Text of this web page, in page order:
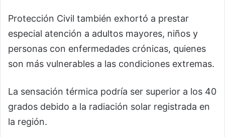
Protección Civil también exhortó a prestar
especial atención a adultos mayores, niños y
personas con enfermedades crónicas, quienes
son más vulnerables a las condiciones extremas.
La sensación térmica podría ser superior a los 40
grados debido a la radiación solar registrada en
la región.